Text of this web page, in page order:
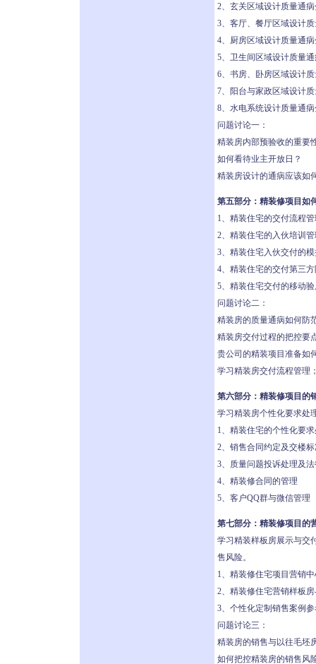
2、玄关区域设计质量通
3、客厅、餐厅区域设计
4、厨房区域设计质量通
5、卫生间区域设计质量
6、书房、卧房区域设计
7、阳台与家政区域设计
8、水电系统设计质量通
问题讨论一：
精装房内部预验收的重要
如何看待业主开放日？
精装房设计的通病应该如
第五部分：精装修项目如
1、精装住宅的交付流程
2、精装住宅的入伙培训
3、精装住宅入伙交付的
4、精装住宅的交付第三
5、精装住宅交付的移动
问题讨论二：
精装房的质量通病如何防
精装房交付过程的把控要
贵公司的精装项目准备如
学习精装房交付流程管理
第六部分：精装修项目的
学习精装房个性化要求处
1、精装住宅的个性化要
2、销售合同约定及交楼
3、质量问题投诉处理及
4、精装修合同的管理
5、客户QQ群与微信管理
第七部分：精装修项目的
学习精装样板房展示与交
售风险。
1、精装修住宅项目营销
2、精装修住宅营销样板
3、个性化定制销售案例
问题讨论三：
精装房的销售与以往毛坯
如何把控精装房的销售风